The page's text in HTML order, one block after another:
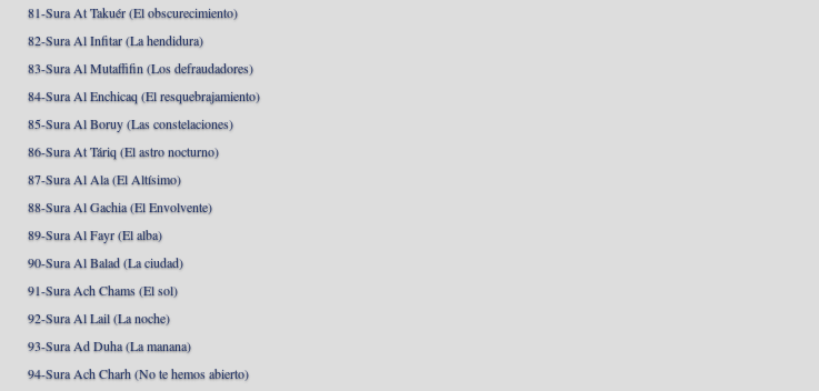
81-Sura At Takuér (El obscurecimiento)
82-Sura Al Infitar (La hendidura)
83-Sura Al Mutaffifin (Los defraudadores)
84-Sura Al Enchicaq (El resquebrajamiento)
85-Sura Al Boruy (Las constelaciones)
86-Sura At Táriq (El astro nocturno)
87-Sura Al Ala (El Altísimo)
88-Sura Al Gachia (El Envolvente)
89-Sura Al Fayr (El alba)
90-Sura Al Balad (La ciudad)
91-Sura Ach Chams (El sol)
92-Sura Al Lail (La noche)
93-Sura Ad Duha (La manana)
94-Sura Ach Charh (No te hemos abierto)